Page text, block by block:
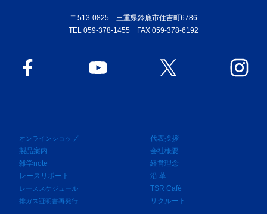
〒513-0825 三重県鈴鹿市住吉町6786
TEL 059-378-1455 FAX 059-378-6192
オンラインショップ
代表挨拶
製品案内
会社概要
雑学note
経営理念
レースリポート
沿 革
レーススケジュール TSR Café
排ガス証明書再発行 リクルート